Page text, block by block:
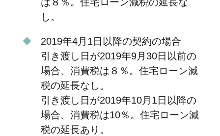
し。
2019年4月1日以降の契約の場合
引き渡し日が2019年9月30日以前の
場合、消費税は８％。住宅ローン減
税の延長なし。
引き渡し日が2019年10月1日以降の
場合、消費税は10％。住宅ローン減
税の延長あり。